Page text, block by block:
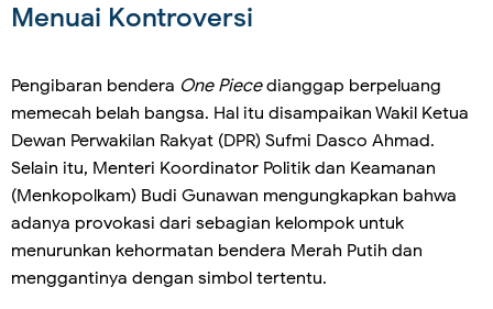
Menuai Kontroversi
Pengibaran bendera One Piecedianggap berpeluang
memecah belah bangsa. Hal itu disampaikan Wakil Ketua
Dewan Perwakilan Rakyat (DPR) Sufmi Dasco Ahmad.
Selain itu, Menteri Koordinator Politik dan Keamanan
(Menkopolkam) Budi Gunawan mengungkapkan bahwa
adanya provokasi dari sebagian kelompok untuk
menurunkan kehormatan bendera Merah Putih dan
menggantinya dengan simbol tertentu.